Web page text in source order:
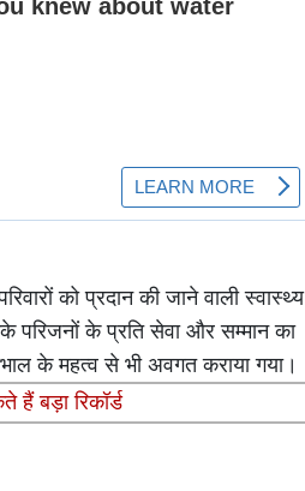
को प्रदान की जाने वाली स्वास्थ्य
परिजनों के प्रति सेवा और सम्मान का
के महत्व से भी अवगत कराया गया।
बड़ा रिकॉर्ड